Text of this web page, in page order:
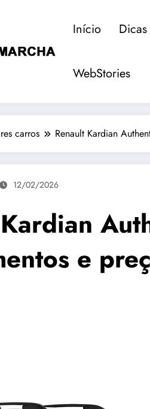
Início Dicas
WebStories
carros Renault Kardian
12/02/2026
e